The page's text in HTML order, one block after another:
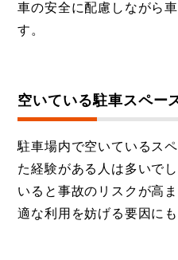
車の安全に配慮しながら
す。
空いている駐車スペー
駐車場内で空いているス
た経験がある人は多いで
いると事故のリスクが高
適な利用を妨げる要因に